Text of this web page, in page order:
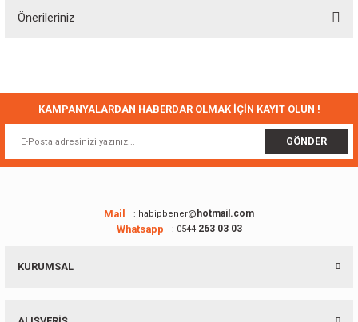
Önerileriniz
Ürün resmi kalitesiz, bozuk veya görüntülenemiyor.
Ürün fiyatı diğer sitelerden daha pahalı.
Bu ürüne benzer farklı alternatifler olmalı.
KAMPANYALARDAN HABERDAR OLMAK İÇİN KAYIT OLUN !
GÖNDER
Mail : habipbener@ hotmail.com
Whatsapp : 0544263 03 03
KURUMSAL